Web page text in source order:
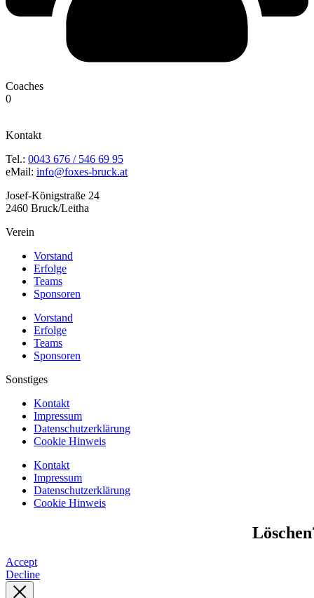
Coaches
0
Kontakt
Tel.: 0043 676 / 546 69 95
eMail: info@foxes-bruck.at
Josef-Königstraße 24
2460 Bruck/Leitha
Verein
Vorstand
Erfolge
Teams
Sponsoren
Vorstand
Erfolge
Teams
Sponsoren
Sonstiges
Kontakt
Impressum
Datenschutzerklärung
Cookie Hinweis
Kontakt
Impressum
Datenschutzerklärung
Cookie Hinweis
Accept
Decline